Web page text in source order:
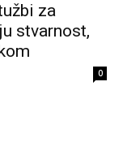
za
stvarnost,
0